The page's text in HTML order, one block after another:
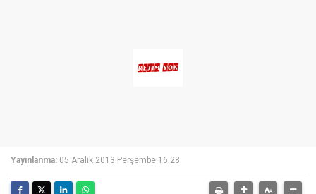
Yayınlanma: 05 Aralık 2013 Perşembe 16:28